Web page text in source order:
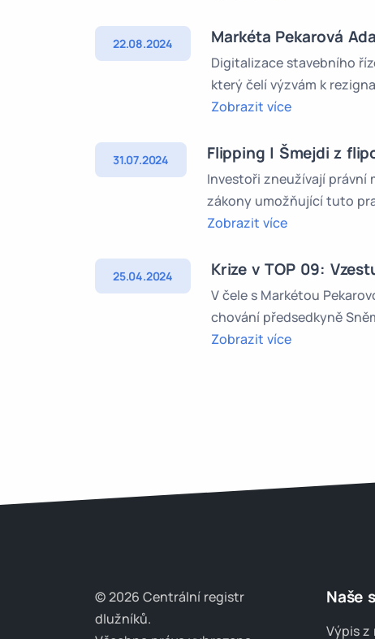
22.08.2024 Markéta Pekarová
Digitalizace stavebního
který čelí výzvám k
Zobrazit více
31.07.2024 Flipping | Šmejdi z
Investoři zneužívají právní
zákony umožňující tuto
Zobrazit více
25.04.2024 Krize v TOP 09:
V čele s Markétou
chování předsedkyně
Zobrazit více
© 2026 Centrální registr
dlužníků.
Naše
Výpis